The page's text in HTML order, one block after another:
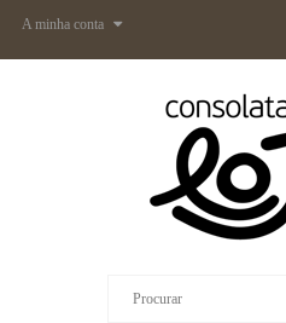
A minha conta